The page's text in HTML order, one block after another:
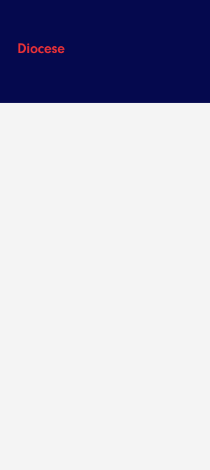
Diocese